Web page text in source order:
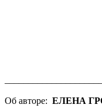
Об авторе: ЕЛЕНА